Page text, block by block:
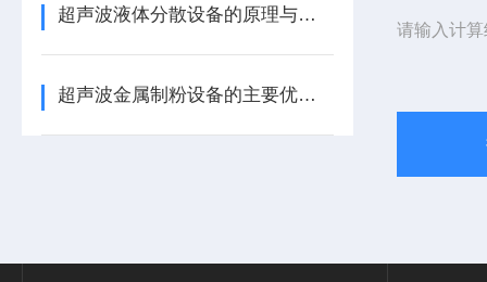
超声波液体分散设备的原理与应用解析
超声波金属制粉设备的主要优势体现在哪些方面
请输入计